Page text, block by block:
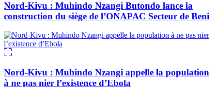
Nord-Kivu : Muhindo Nzangi Butondo lance la
construction du siège de l’ONAPAC Secteur de Beni
Nord-Kivu : Muhindo Nzangi appelle la population
à ne pas nier l’existence d’Ebola